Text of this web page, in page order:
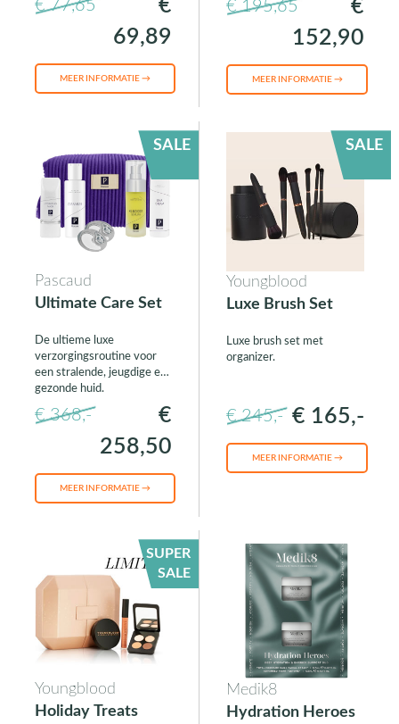
€ 77,65
€
69,89
MEER INFORMATIE →
€ 195,65
€
152,90
MEER INFORMATIE →
SALE
Pascaud
Ultimate Care Set
De ultieme luxe
verzorgingsroutine voor
een stralende, jeugdige en
gezonde huid.
€ 368,-
€
258,50
MEER INFORMATIE →
SALE
Youngblood
Luxe Brush Set
Luxe brush set met
organizer.
€ 245,- € 165,-
MEER INFORMATIE →
SUPER
SALE
Youngblood
Holiday Treats
Medik8
Hydration Heroes